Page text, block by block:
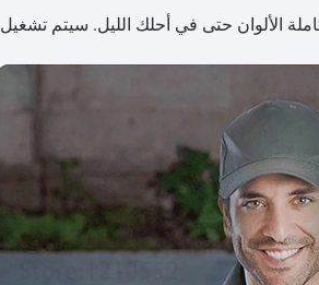
الألوان حتى في أحلك الليل. سيتم تشغيل